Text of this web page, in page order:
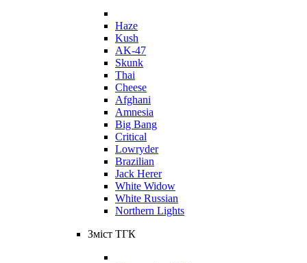
Haze
Kush
AK-47
Skunk
Thai
Cheese
Afghani
Amnesia
Big Bang
Critical
Lowryder
Brazilian
Jack Herer
White Widow
White Russian
Northern Lights
Зміст ТГК